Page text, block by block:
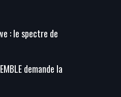
: le spectre de
demande la